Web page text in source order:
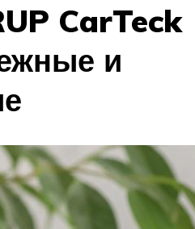
CarTeck
и